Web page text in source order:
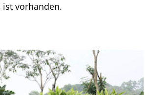
ist vorhanden.